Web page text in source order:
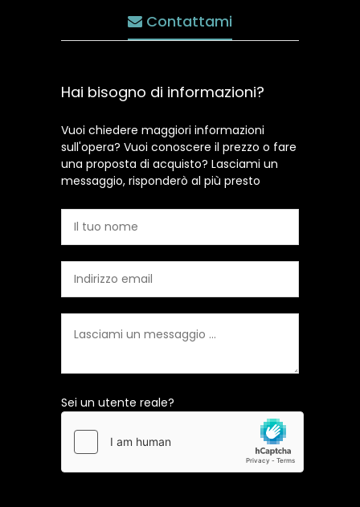
Contattami
Hai bisogno di informazioni?
Vuoi chiedere maggiori informazioni
sull'opera? Vuoi conoscere il prezzo o fare
una proposta di acquisto? Lasciami un
messaggio, risponderò al più presto
Sei un utente reale?